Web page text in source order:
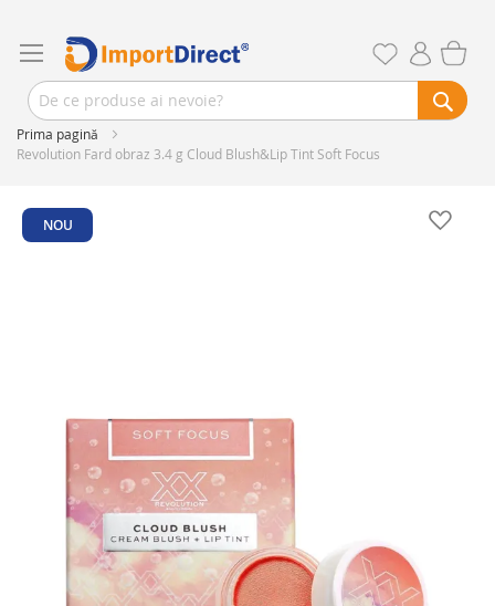
Prima pagină
Revolution Fard obraz 3.4 g Cloud Blush&Lip Tint Soft Focus
the
NOU